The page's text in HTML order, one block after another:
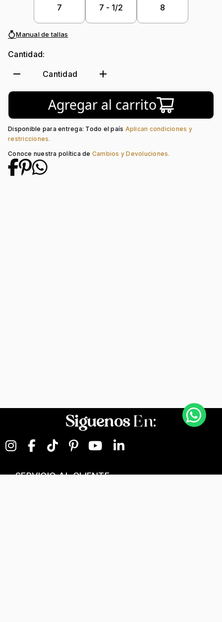
7 7 - 1/2 8
Manual de tallas
Cantidad:
remove Cantidad add
Agregar al carrito
Disponible para entrega: Todo el país Aplican condiciones y
restricciones.
Conoce nuestra política de Cambios y Devoluciones.
SiguenosEn:
SERVICIO AL CLIENTE